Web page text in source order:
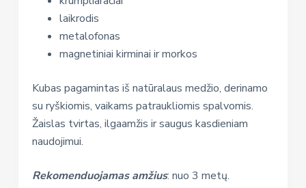
laikrodis
metalofonas
magnetiniai kirminai ir morkos
Kubas pagamintas iš natūralaus medžio, derinamo
su ryškiomis, vaikams patraukliomis spalvomis.
Žaislas tvirtas, ilgaamžis ir saugus kasdieniam
naudojimui.
Rekomenduojamas amžius: nuo 3 metų.